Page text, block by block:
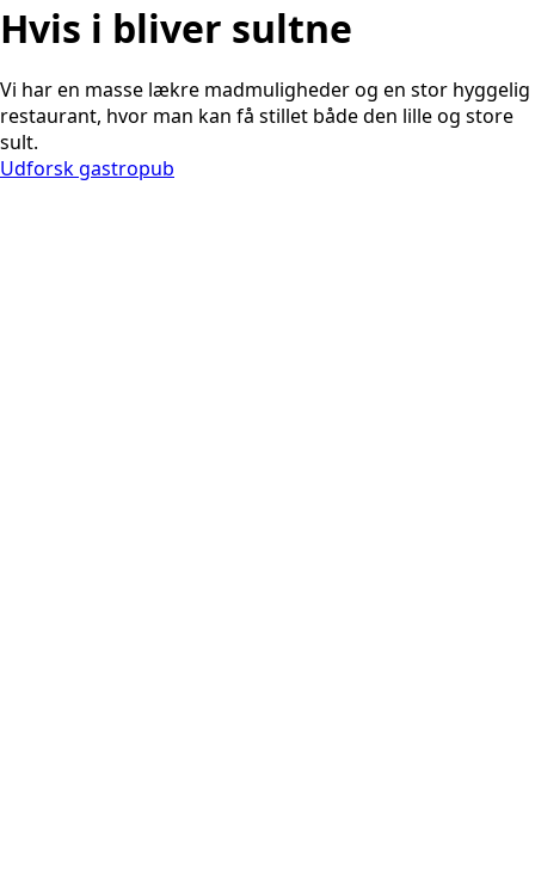
Hvis i bliver sultne
Vi har en masse lækre madmuligheder og en stor hyggelig
restaurant, hvor man kan få stillet både den lille og store
sult.
Udforsk gastropub